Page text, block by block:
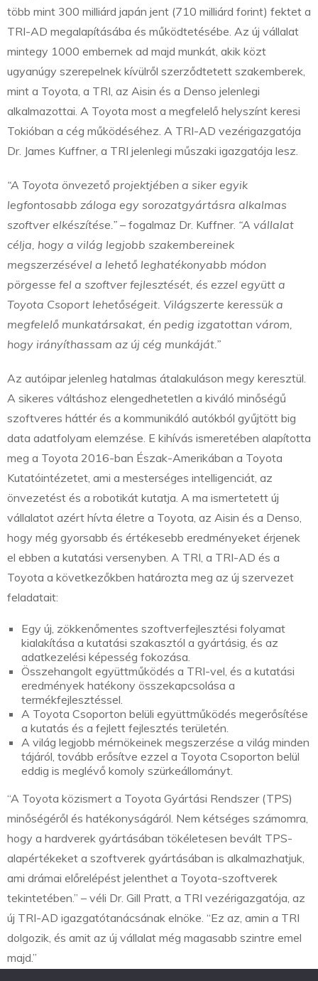
több mint 300 milliárd japán jent (710 milliárd forint) fektet a
TRI-AD megalapításába és működtetésébe. Az új vállalat
mintegy 1000 embernek ad majd munkát, akik közt
ugyanúgy szerepelnek kívülről szerződtetett szakemberek,
mint a Toyota, a TRI, az Aisin és a Denso jelenlegi
alkalmazottai. A Toyota most a megfelelő helyszínt keresi
Tokióban a cég működéséhez. A TRI-AD vezérigazgatója
Dr. James Kuffner, a TRI jelenlegi műszaki igazgatója lesz.
“A Toyota önvezető projektjében a siker egyik
legfontosabb záloga egy sorozatgyártásra alkalmas
szoftver elkészítése.” – fogalmaz Dr. Kuffner. “A vállalat
célja, hogy a világ legjobb szakembereinek
megszerzésével a lehető leghatékonyabb módon
pörgesse fel a szoftver fejlesztését, és ezzel együtt a
Toyota Csoport lehetőségeit. Világszerte keressük a
megfelelő munkatársakat, én pedig izgatottan várom,
hogy irányíthassam az új cég munkáját.”
Az autóipar jelenleg hatalmas átalakuláson megy keresztül.
A sikeres váltáshoz elengedhetetlen a kiváló minőségű
szoftveres háttér és a kommunikáló autókból gyűjtött big
data adatfolyam elemzése. E kihívás ismeretében alapította
meg a Toyota 2016-ban Észak-Amerikában a Toyota
Kutatóintézetet, ami a mesterséges intelligenciát, az
önvezetést és a robotikát kutatja. A ma ismertetett új
vállalatot azért hívta életre a Toyota, az Aisin és a Denso,
hogy még gyorsabb és értékesebb eredményeket érjenek
el ebben a kutatási versenyben. A TRI, a TRI-AD és a
Toyota a következőkben határozta meg az új szervezet
feladatait:
Egy új, zökkenőmentes szoftverfejlesztési folyamat
kialakítása a kutatási szakasztól a gyártásig, és az
adatkezelési képesség fokozása.
Összehangolt együttműködés a TRI-vel, és a kutatási
eredmények hatékony összekapcsolása a
termékfejlesztéssel.
A Toyota Csoporton belüli együttműködés megerősítése
a kutatás és a fejlett fejlesztés területén.
A világ legjobb mérnökeinek megszerzése a világ minden
tájáról, tovább erősítve ezzel a Toyota Csoporton belül
eddig is meglévő komoly szürkeállományt.
“A Toyota közismert a Toyota Gyártási Rendszer (TPS)
minőségéről és hatékonyságáról. Nem kétséges számomra,
hogy a hardverek gyártásában tökéletesen bevált TPS-
alapértékeket a szoftverek gyártásában is alkalmazhatjuk,
ami drámai előrelépést jelenthet a Toyota-szoftverek
tekintetében.” – véli Dr. Gill Pratt, a TRI vezérigazgatója, az
új TRI-AD igazgatótanácsának elnöke. “Ez az, amin a TRI
dolgozik, és amit az új vállalat még magasabb szintre emel
majd.”